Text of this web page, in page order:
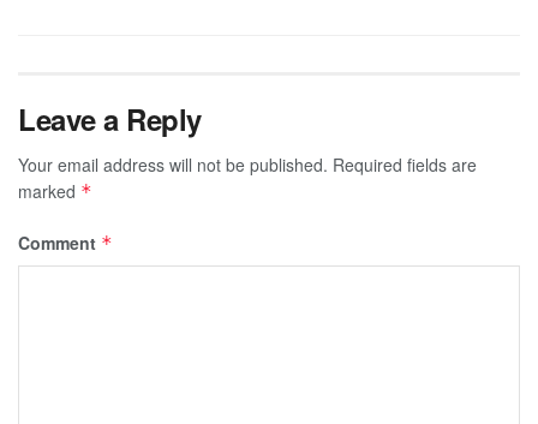
Leave a Reply
Your email address will not be published. Required fields are
marked *
Comment *